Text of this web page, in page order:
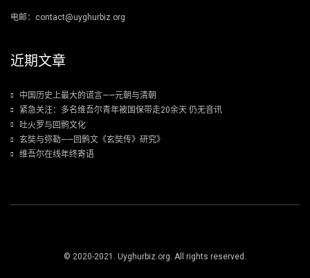
电邮：contact@uyghurbiz.org
近期文章
中国历史上最大的谎言——元朝与清朝
紧急关注：多名维吾尔青年被国保带走20余天 仍无音讯
吐火罗与回鹘文化
玄奘与弥勒——回鹘文《玄奘传》研究》
维吾尔在线年终寄语
© 2020-2021. Uyghurbiz.org. All rights reserved.